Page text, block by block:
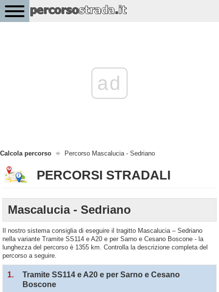
ad
Calcola percorso Percorso Mascalucia - Sedriano
PERCORSI STRADALI
Mascalucia - Sedriano
Il nostro sistema consiglia di eseguire il tragitto Mascalucia – Sedriano
nella variante Tramite SS114 e A20 e per Sarno e Cesano Boscone - la
lunghezza del percorso è 1355 km. Controlla la descrizione completa del
percorso a seguire.
1.
Tramite SS114 e A20 e per Sarno e Cesano
Boscone